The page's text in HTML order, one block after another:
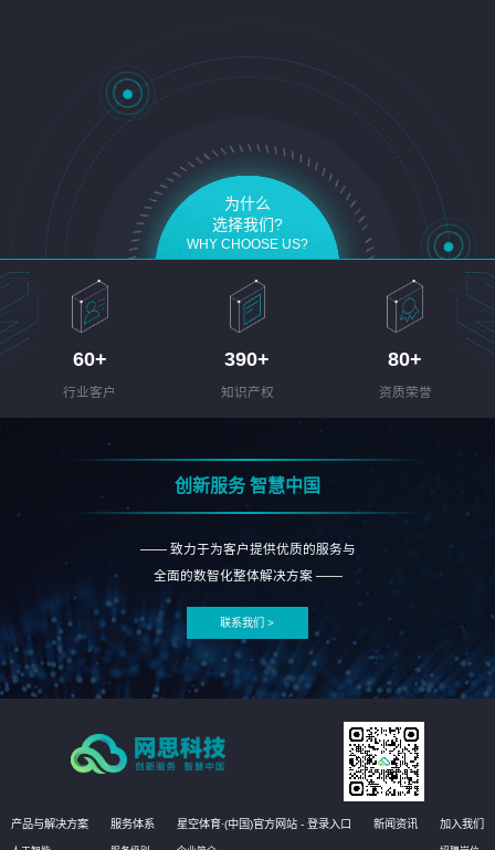
为什么
选择我们?
WHY CHOOSE US?
60+
行业客户
390+
知识产权
80+
资质荣誉
创新服务 智慧中国
—— 致力于为客户提供优质的服务与
全面的数智化整体解决方案 ——
联系我们 >
产品与解决方案 服务体系 星空体育·(中国)官方网站 - 登录入口 新闻资讯 加入我们